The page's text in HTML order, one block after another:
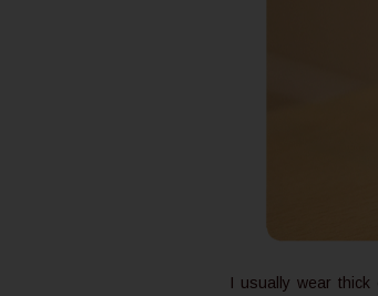
I usually wear thick